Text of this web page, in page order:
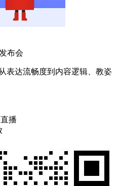
布会
表达流畅度到内容逻辑、教姿
播